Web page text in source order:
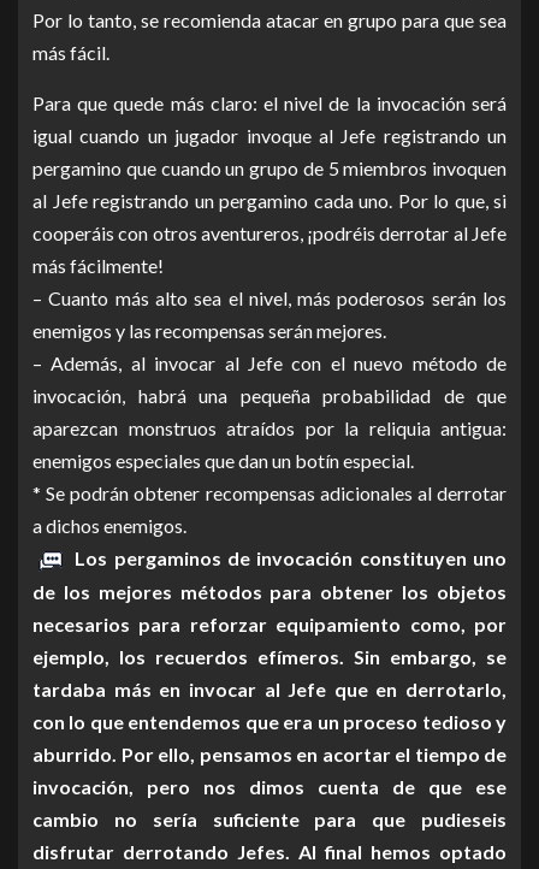
Por lo tanto, se recomienda atacar en grupo para que sea
más fácil.
Para que quede más claro: el nivel de la invocación será
igual cuando un jugador invoque al Jefe registrando un
pergamino que cuando un grupo de 5 miembros invoquen
al Jefe registrando un pergamino cada uno. Por lo que, si
cooperáis con otros aventureros, ¡podréis derrotar al Jefe
más fácilmente!
– Cuanto más alto sea el nivel, más poderosos serán los
enemigos y las recompensas serán mejores.
– Además, al invocar al Jefe con el nuevo método de
invocación, habrá una pequeña probabilidad de que
aparezcan monstruos atraídos por la reliquia antigua:
enemigos especiales que dan un botín especial.
* Se podrán obtener recompensas adicionales al derrotar
a dichos enemigos.
Los pergaminos de invocación constituyen uno
de los mejores métodos para obtener los objetos
necesarios para reforzar equipamiento como, por
ejemplo, los recuerdos efímeros. Sin embargo, se
tardaba más en invocar al Jefe que en derrotarlo,
con lo que entendemos que era un proceso tedioso y
aburrido. Por ello, pensamos en acortar el tiempo de
invocación, pero nos dimos cuenta de que ese
cambio no sería suficiente para que pudieseis
disfrutar derrotando Jefes. Al final hemos optado